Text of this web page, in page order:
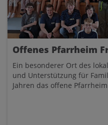
Offenes Pfarrheim
Ein besonderer Ort des
und Unterstützung für
Jahren das offene